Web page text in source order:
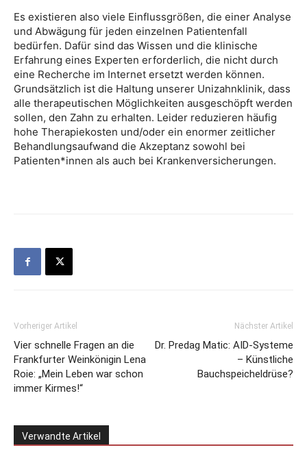
Es existieren also viele Einflussgrößen, die einer Analyse
und Abwägung für jeden einzelnen Patientenfall
bedürfen. Dafür sind das Wissen und die klinische
Erfahrung eines Experten erforderlich, die nicht durch
eine Recherche im Internet ersetzt werden können.
Grundsätzlich ist die Haltung unserer Unizahnklinik, dass
alle therapeutischen Möglichkeiten ausgeschöpft werden
sollen, den Zahn zu erhalten. Leider reduzieren häufig
hohe Therapiekosten und/oder ein enormer zeitlicher
Behandlungsaufwand die Akzeptanz sowohl bei
Patienten*innen als auch bei Krankenversicherungen.
Vorheriger Artikel
Vier schnelle Fragen an die
Frankfurter Weinkönigin Lena
Roie: „Mein Leben war schon
immer Kirmes!“
Nächster Artikel
Dr. Predag Matic: AID-Systeme
– Künstliche
Bauchspeicheldrüse?
Verwandte Artikel